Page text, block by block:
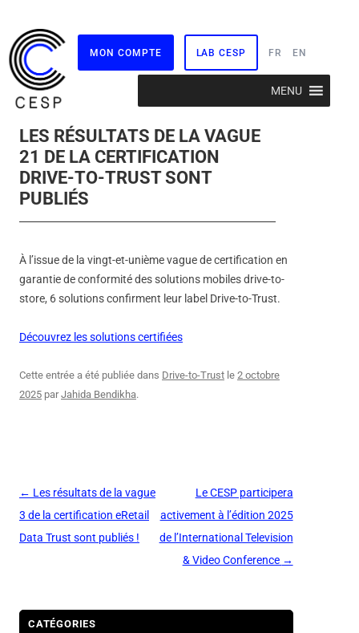
MON COMPTE LAB CESP FR EN
MENU
LES RÉSULTATS DE LA VAGUE
21 DE LA CERTIFICATION
DRIVE-TO-TRUST SONT
PUBLIÉS
À l’issue de la vingt-et-unième vague de certification en
garantie de conformité des solutions mobiles drive-to-
store, 6 solutions confirment leur label Drive-to-Trust.
Découvrez les solutions certifiées
Cette entrée a été publiée dans Drive-to-Trust le 2 octobre
2025 parJahida Bendikha.
Navigation
des
articles
← Les résultats de la vague
3 de la certification eRetail
Data Trust sont publiés !
Le CESP participera
activement à l’édition 2025
de l’International Television
& Video Conference →
CATÉGORIES